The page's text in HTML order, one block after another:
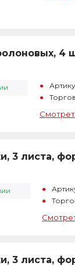
4
3 листа,
3 листа,